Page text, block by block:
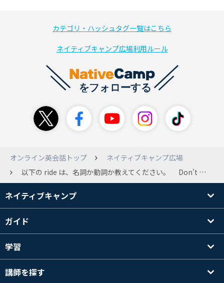
カテゴリ・ハッシュタグ一覧はこちら
ネイティブキャンプ広場利用ルール
オンライン英会話トップ
ネイティブキャンプ広場
以下の ride は、名詞か動詞か教えてください。 Don't you need a ride to the airport? rideは動詞の原形ですが、この場合、名詞として使われているような気がします。 先生に聞いたら、動詞だと教えてくれましたが、腑に落ちません。
ネイティブキャンプ
ガイド
学習
講師を探す